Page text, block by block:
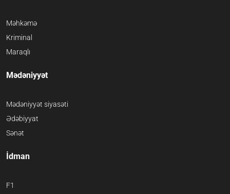
Məhkəmə
Kriminal
Maraqlı
Mədəniyyət
Mədəniyyət siyasəti
Ədəbiyyat
Sənət
İdman
F1